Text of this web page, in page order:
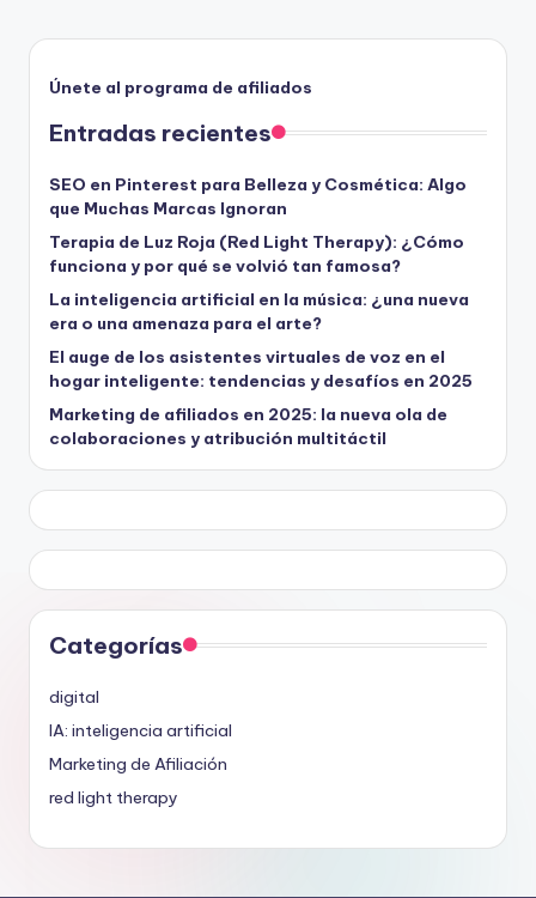
Únete al programa de afiliados
Entradas recientes
SEO en Pinterest para Belleza y Cosmética: Algo
que Muchas Marcas Ignoran
Terapia de Luz Roja (Red Light Therapy): ¿Cómo
funciona y por qué se volvió tan famosa?
La inteligencia artificial en la música: ¿una nueva
era o una amenaza para el arte?
El auge de los asistentes virtuales de voz en el
hogar inteligente: tendencias y desafíos en 2025
Marketing de afiliados en 2025: la nueva ola de
colaboraciones y atribución multitáctil
Categorías
digital
IA: inteligencia artificial
Marketing de Afiliación
red light therapy